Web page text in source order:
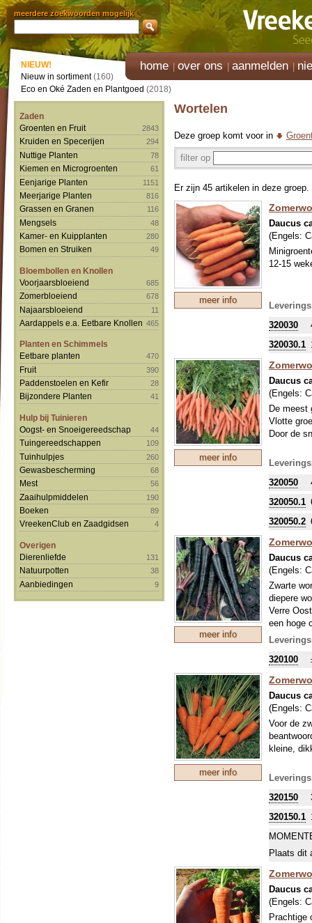
meerdere zoekwoorden mogelijk
home over ons aanmelden
NIEUW!
Nieuw in sortiment(160)
Eco en Oké Zaden en Plantgoed (2018)
Zaden
Groenten en Fruit
2843
Kruiden en Specerijen 294
Nuttige Planten 78
Kiemen en Microgroenten 61
Eenjarige Planten 1151
Meerjarige Planten 816
Grassen en Granen 116
Mengsels 48
Kamer- en Kuipplanten 280
Bomen en Struiken 49
Bloembollen en Knollen
Voorjaarsbloeiend
685
Zomerbloeiend 678
Najaarsbloeiend 11
Aardappels e.a. Eetbare Knollen 465
Planten en Schimmels
Eetbare planten
470
Fruit 390
Paddenstoelen en Kefir 28
Bijzondere Planten 41
Hulp bij Tuinieren
Oogst- en Snoeigereedschap
44
Tuingereedschappen 109
Tuinhulpjes 260
Gewasbescherming 68
Mest 56
Zaaihulpmiddelen 190
Boeken 89
VreekenClub en Zaadgidsen 4
Overigen
Dierenliefde
131
Natuurpotten 38
Aanbiedingen 9
Wortelen
Deze groep komt voor in
filter op
Er zijn 45 artikelen in deze groep.
meer info
Daucus
(Engels:
12-15
320030
320030.1
meer info
Daucus
(Engels:
De meest
Vlotte
Door de
320050
320050.1
320050.2
meer info
Daucus
(Engels:
Zwarte
diepere
Verre
een hoge
wortelen
Nebula’
320100
meer info
Daucus
(Engels:
Voor de
kleine,
320150
320150.1
Plaats dit
Daucus
(Engels:
Prachtige